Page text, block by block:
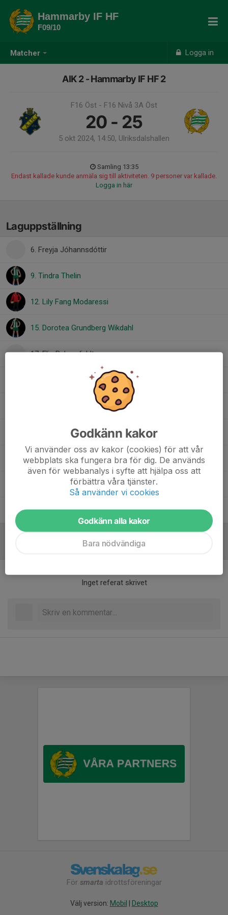
Matcher Logga in
Hammarby IF HF
F09/10
AIK 2 - Hammarby IF HF 2
F16 Öst - F16 Nivå 3A Öst
20 - 25
5 okt 2024, 14:50, Ulriksdalshallen
Samling 13:35
Endast kallade kunde anmäla sig till aktiviteten. 9 personer var kallade.
Logga in här
Laguppställning
6. Freyja Jóhannsdóttir
9. Tindra Thelin
12. Lily Fang Modaressi
15. Dorotea Grundberg Wikdahl
17. Elin Behrenfeldt
20. Vera de Verdier
31. Andrea Robertsson
33. Edith Sköld Lagercrantz
40. Tove Lönnqvist
Inget referat skrivet
För smarta idrottsföreningar
Välj version: Mobil Desktop
Godkänn kakor
Vi använder oss av kakor (cookies) för att vår
webbplats ska fungera bra för dig. De används
även för webbanalys i syfte att hjälpa oss att
förbättra våra tjänster.
Så använder vi cookies
Godkänn alla kakor
Bara nödvändiga